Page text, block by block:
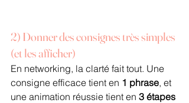
2) Donner des consignes très simples
(et les afficher)
En networking, la clarté fait tout. Une
consigne efficace tient en 1 phrase, et
une animation réussie tient en 3 étapes